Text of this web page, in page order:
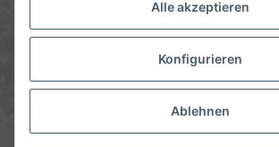
Alle akzeptieren
Konfigurieren
Ablehnen
Gesetzliche Informationen
* Alle Preise inkl. gesetzlicher USt., zzgl.
Nachnahmegebühren, wenn nicht